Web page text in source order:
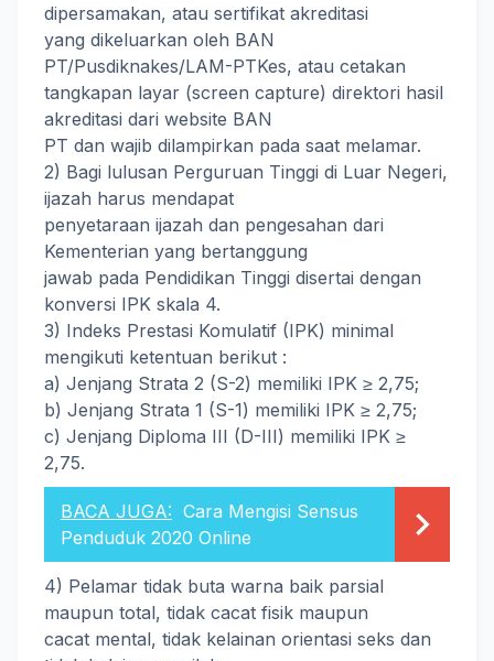
dipersamakan, atau sertifikat akreditasi
yang dikeluarkan oleh BAN
PT/Pusdiknakes/LAM-PTKes, atau cetakan
tangkapan layar (screen capture) direktori hasil
akreditasi dari website BAN
PT dan wajib dilampirkan pada saat melamar.
2) Bagi lulusan Perguruan Tinggi di Luar Negeri,
ijazah harus mendapat
penyetaraan ijazah dan pengesahan dari
Kementerian yang bertanggung
jawab pada Pendidikan Tinggi disertai dengan
konversi IPK skala 4.
3) Indeks Prestasi Komulatif (IPK) minimal
mengikuti ketentuan berikut :
a) Jenjang Strata 2 (S-2) memiliki IPK ≥ 2,75;
b) Jenjang Strata 1 (S-1) memiliki IPK ≥ 2,75;
c) Jenjang Diploma III (D-III) memiliki IPK ≥
2,75.
BACA JUGA: Cara Mengisi Sensus
Penduduk 2020 Online
4) Pelamar tidak buta warna baik parsial
maupun total, tidak cacat fisik maupun
cacat mental, tidak kelainan orientasi seks dan